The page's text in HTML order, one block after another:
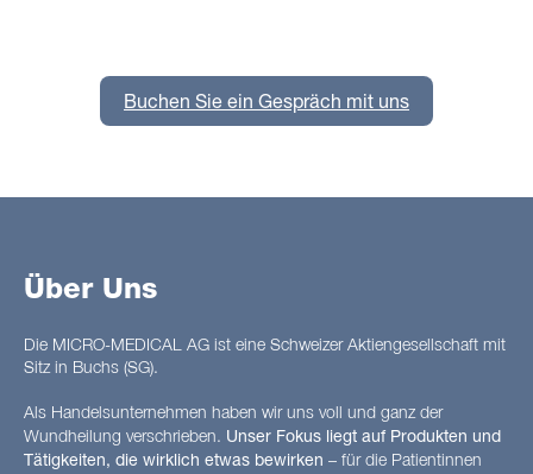
Buchen Sie ein Gespräch mit uns
Über Uns
Die MICRO-MEDICAL AG ist eine Schweizer Aktiengesellschaft mit
Sitz in Buchs (SG).
Als Handelsunternehmen haben wir uns voll und ganz der
Wundheilung verschrieben. Unser Fokus liegt auf Produkten und
Tätigkeiten, die wirklich etwas bewirken – für die Patientinnen